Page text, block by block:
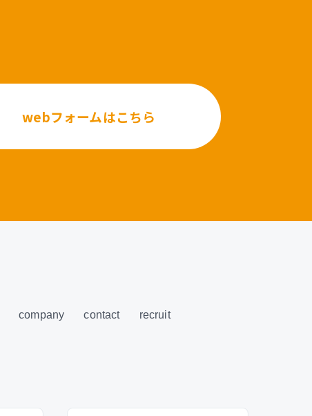
webフォームはこちら
company contact recruit